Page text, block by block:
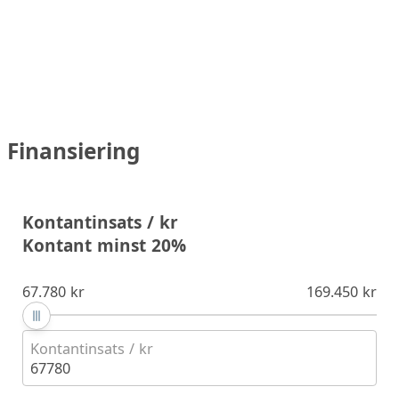
Finansiering
Kontantinsats / kr
Kontant minst 20%
67.780 kr 169.450 kr
Kontantinsats / kr
67780